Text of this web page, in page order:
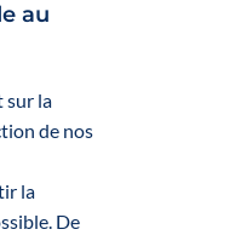
au
sur la
de nos
la
De